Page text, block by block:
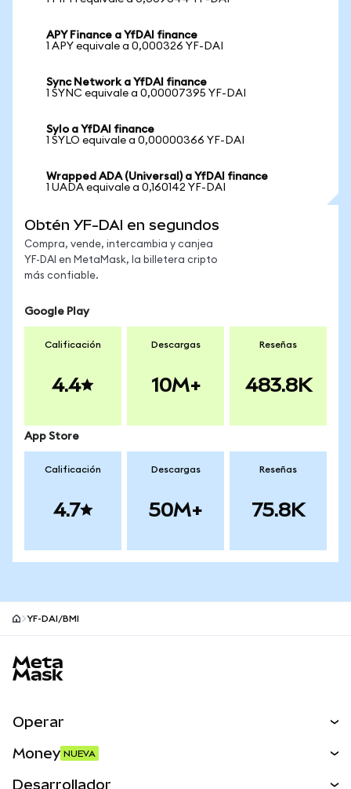
APY Finance a YfDAI finance
1 APY equivale a 0,000326 YF-DAI
Sync Network a YfDAI finance
1 SYNC equivale a 0,00007395 YF-DAI
Sylo a YfDAI finance
1 SYLO equivale a 0,00000366 YF-DAI
Wrapped ADA (Universal) a YfDAI finance
1 UADA equivale a 0,160142 YF-DAI
Obtén YF-DAI en segundos
Compra, vende, intercambia y canjea
YF-DAI en MetaMask, la billetera cripto
más confiable.
Google Play
Calificación
4.4
Descargas
10M+
Reseñas
483.8K
App Store
Calificación
4.7
Descargas
50M+
Reseñas
75.8K
YF-DAI/BMI
Operar
Money NUEVA
Desarrollador